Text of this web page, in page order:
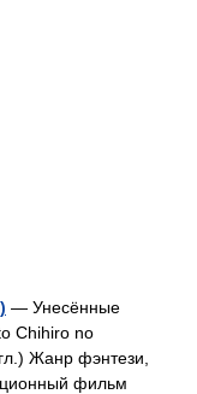
— Унесённые
Chihiro no
Жанр фэнтези,
фильм